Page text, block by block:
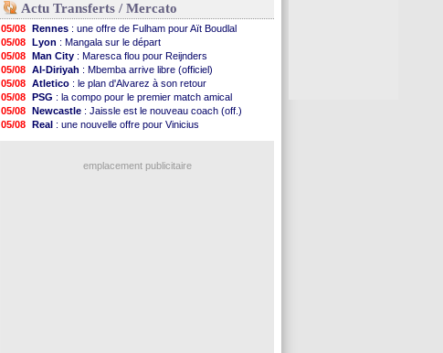
Actu Transferts / Mercato
05/08 Rennes : une offre de Fulham pour Aït Boudlal
05/08 Lyon : Mangala sur le départ
05/08 Man City : Maresca flou pour Reijnders
05/08 Al-Diriyah : Mbemba arrive libre (officiel)
05/08 Atletico : le plan d'Alvarez à son retour
05/08 PSG : la compo pour le premier match amical
05/08 Newcastle : Jaissle est le nouveau coach (off.)
05/08 Real : une nouvelle offre pour Vinicius
: Diomandé arrive pour 140 M€ !
emplacement publicitaire